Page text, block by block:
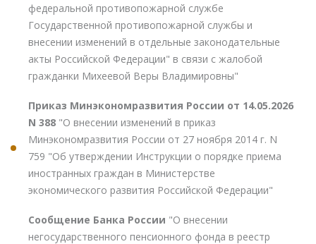
федеральной противопожарной службе
Государственной противопожарной службы и
внесении изменений в отдельные законодательные
акты Российской Федерации" в связи с жалобой
гражданки Михеевой Веры Владимировны"
Приказ Минэкономразвития России от 14.05.2026
N 388 "О внесении изменений в приказ
Минэкономразвития России от 27 ноября 2014 г. N
759 "Об утверждении Инструкции о порядке приема
иностранных граждан в Министерстве
экономического развития Российской Федерации"
Сообщение Банка России "О внесении
негосударственного пенсионного фонда в реестр